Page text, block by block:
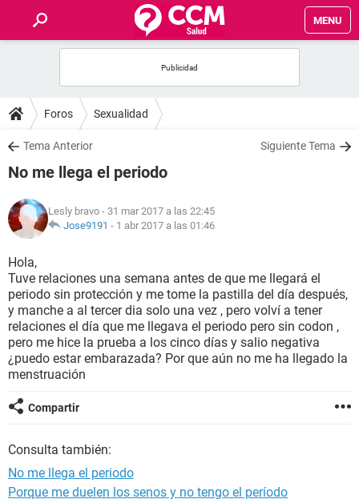
MENU
FOROS
SALUD
NUTRICIÓN
BIENESTAR
SEXUALIDAD
GLOSARIO
Foros Sexualidad
Tema Anterior Siguiente Tema
No me llega el periodo
Lesly bravo - 31 mar 2017 a las 22:45
Jose9191 - 1 abr 2017 a las 01:46
Hola,
Tuve relaciones una semana antes de que me llegará el
periodo sin protección y me tome la pastilla del día después,
y manche a al tercer dia solo una vez , pero volví a tener
relaciones el día que me llegava el periodo pero sin codon ,
pero me hice la prueba a los cinco días y salio negativa
¿puedo estar embarazada? Por que aún no me ha llegado la
menstruación
Compartir
Consulta también:
No me llega el periodo
Porque me duelen los senos y no tengo el período